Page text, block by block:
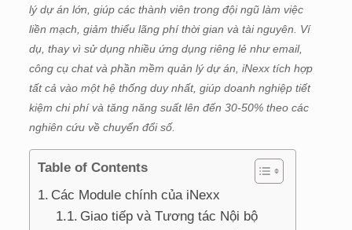
lý dự án lớn, giúp các thành viên trong đội ngũ làm việc
liền mạch, giảm thiểu lãng phí thời gian và tài nguyên. Ví
dụ, thay vì sử dụng nhiều ứng dụng riêng lẻ như email,
công cụ chat và phần mềm quản lý dự án, iNexx tích hợp
tất cả vào một hệ thống duy nhất, giúp doanh nghiệp tiết
kiệm chi phí và tăng năng suất lên đến 30-50% theo các
nghiên cứu về chuyển đổi số.
Table of Contents
Các Module chính của iNexx
Giao tiếp và Tương tác Nội bộ